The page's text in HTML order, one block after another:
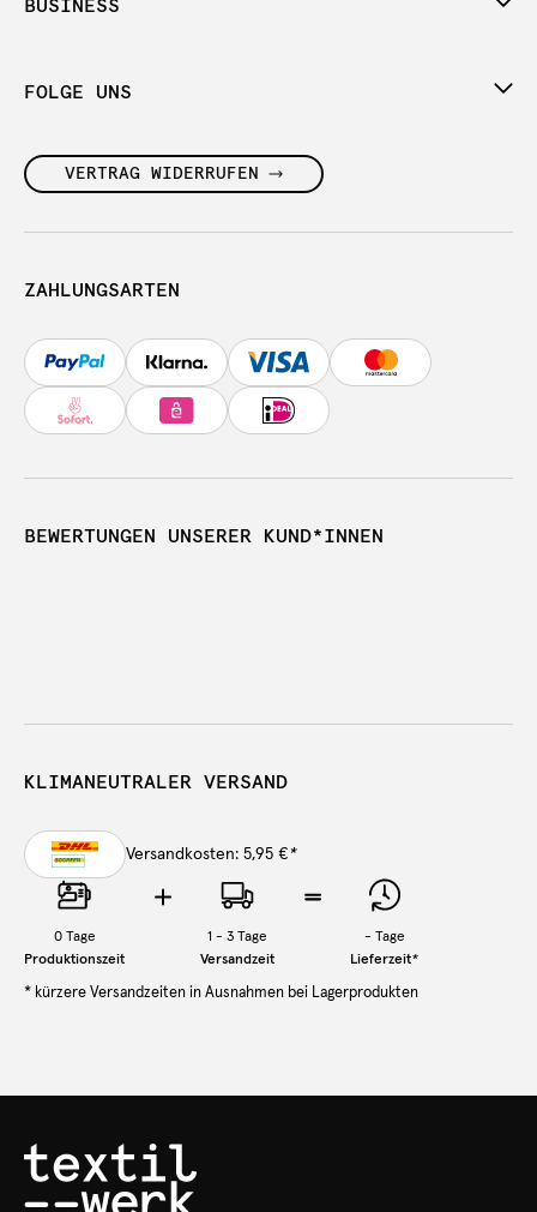
BUSINESS
FOLGE UNS
VERTRAG WIDERRUFEN
ZAHLUNGSARTEN
BEWERTUNGEN UNSERER KUND*INNEN
KLIMANEUTRALER VERSAND
Versandkosten: 5,95 €*
0Tage
Produktionszeit
1 - 3 Tage
Versandzeit
- Tage
Lieferzeit*
* kürzere Versandzeiten in Ausnahmen bei Lagerprodukten